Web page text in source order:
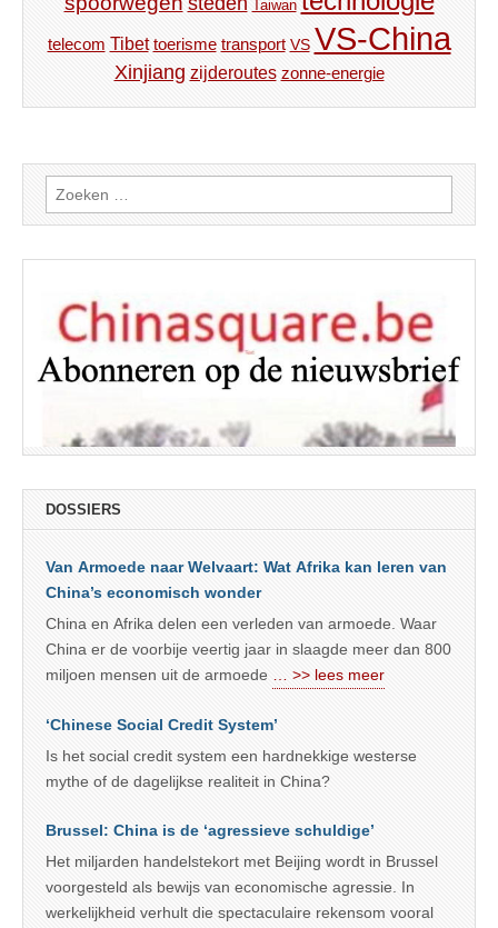
Taiwan
telecom Tibet toerisme transport VS VS-China
Xinjiang zijderoutes zonne-energie
Zoeken
naar:
DOSSIERS
Van Armoede naar Welvaart: Wat Afrika kan leren van
China’s economisch wonder
China en Afrika delen een verleden van armoede. Waar
China er de voorbije veertig jaar in slaagde meer dan 800
miljoen mensen uit de armoede
… >> lees meer
‘Chinese Social Credit System’
Is het social credit system een hardnekkige westerse
mythe of de dagelijkse realiteit in China?
Brussel: China is de ‘agressieve schuldige’
Het miljarden handelstekort met Beijing wordt in Brussel
voorgesteld als bewijs van economische agressie. In
werkelijkheid verhult die spectaculaire rekensom vooral